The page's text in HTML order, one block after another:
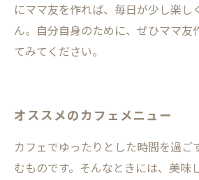
にママ友を作れば、毎日が少し楽し
ん。自分自身のために、ぜひママ友
てみてください。
オススメのカフェメニュー
カフェでゆったりとした時間を過ご
むものです。そんなときには、美味